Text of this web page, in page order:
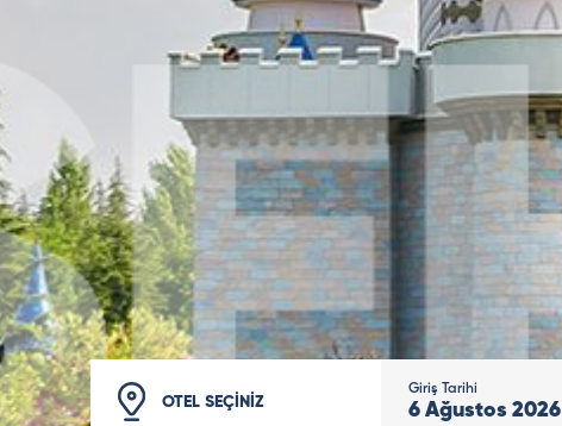
OTEL SEÇİNİZ
Giriş Tarihi
6 Ağustos 2026